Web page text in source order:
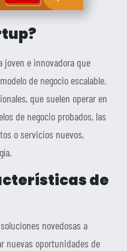
e innovadora que
de negocio escalable.
que suelen operar en
de negocio probados, las
o servicios nuevos,
de
novedosas a
nuevas oportunidades de